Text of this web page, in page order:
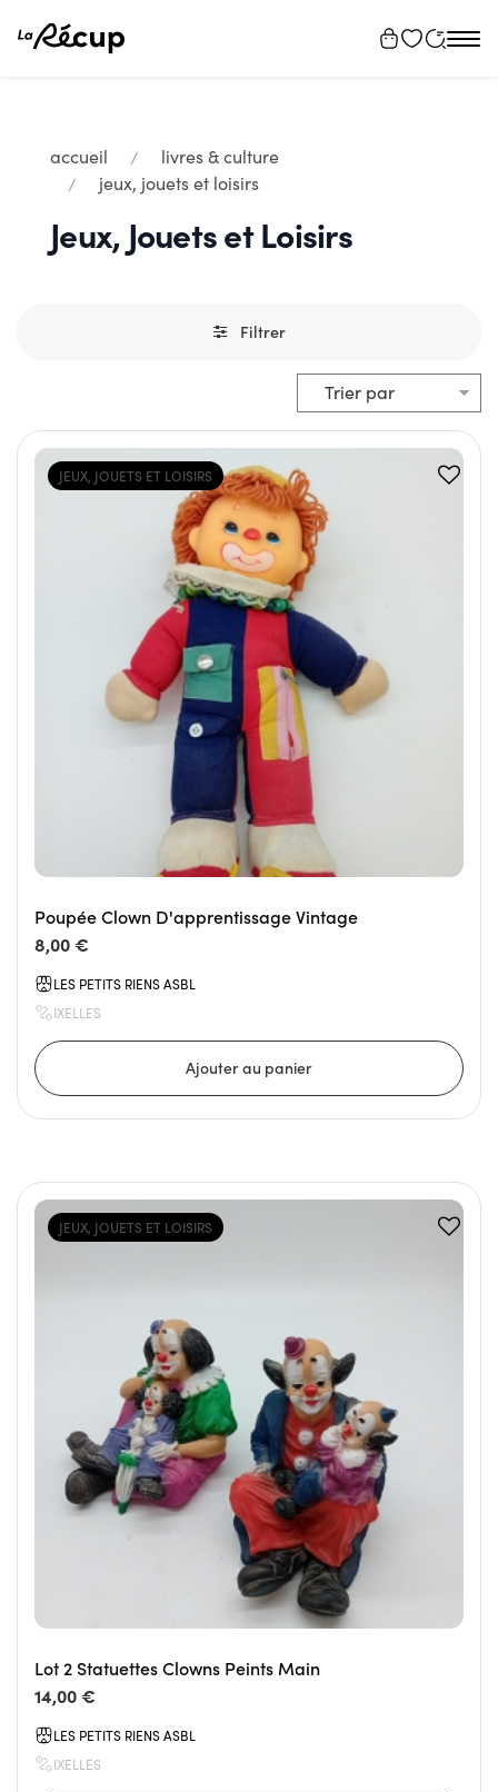
accueil
livres & culture
jeux, jouets et loisirs
Jeux, Jouets et Loisirs
Filtrer
JEUX, JOUETS ET LOISIRS
Poupée Clown D'apprentissage Vintage
8,00 €
LES PETITS RIENS ASBL
IXELLES
JEUX, JOUETS ET LOISIRS
Lot 2 Statuettes Clowns Peints Main
14,00 €
LES PETITS RIENS ASBL
IXELLES